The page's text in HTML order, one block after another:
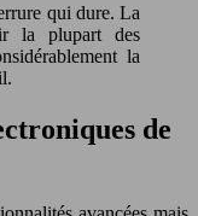
qui dure. La
la plupart des
la
de